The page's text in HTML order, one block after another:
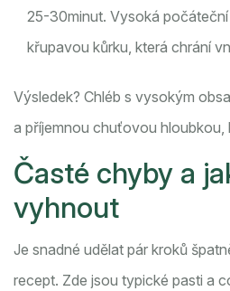
25-30minut. Vysoká
křupavou kůrku, která chrání
Výsledek? Chléb s vysokým
a příjemnou chuťovou hloubkou,
Časté chyby a
vyhnout
Je snadné udělat pár kroků
recept. Zde jsou typické pasti a